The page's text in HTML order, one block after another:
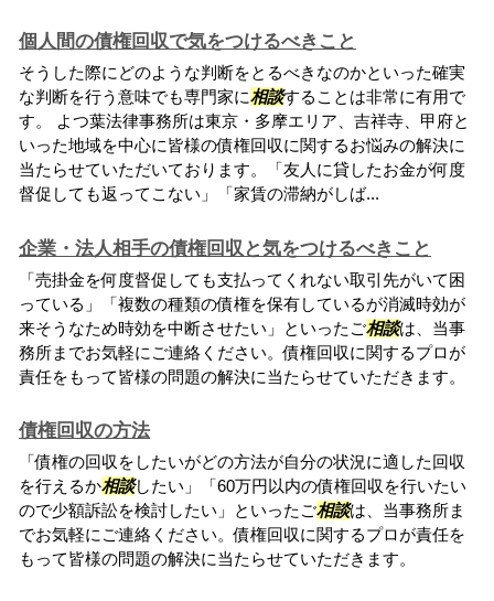
個人間の債権回収で気をつけるべきこと
そうした際にどのような判断をとるべきなのかといった確実
な判断を行う意味でも専門家に相談することは非常に有用で
す。 よつ葉法律事務所は東京・多摩エリア、吉祥寺、甲府と
いった地域を中心に皆様の債権回収に関するお悩みの解決に
当たらせていただいております。「友人に貸したお金が何度
督促しても返ってこない」「家賃の滞納がしば...
企業・法人相手の債権回収と気をつけるべきこと
「売掛金を何度督促しても支払ってくれない取引先がいて困
っている」「複数の種類の債権を保有しているが消滅時効が
来そうなため時効を中断させたい」といったご相談は、当事
務所までお気軽にご連絡ください。債権回収に関するプロが
責任をもって皆様の問題の解決に当たらせていただきます。
債権回収の方法
「債権の回収をしたいがどの方法が自分の状況に適した回収
を行えるか相談したい」「60万円以内の債権回収を行いたい
ので少額訴訟を検討したい」といったご相談は、当事務所ま
でお気軽にご連絡ください。債権回収に関するプロが責任を
もって皆様の問題の解決に当たらせていただきます。